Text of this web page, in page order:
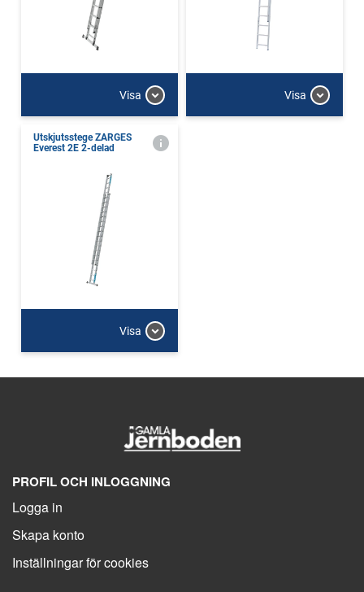
Visa Visa
Utskjutsstege ZARGES
Everest 2E 2-delad
Visa
PROFIL OCH INLOGGNING
Logga in
Skapa konto
Inställningar för cookies